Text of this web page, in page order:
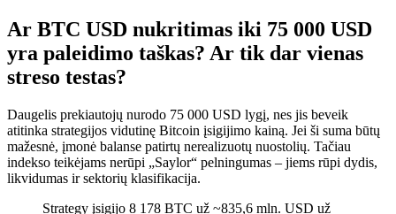
Ar BTC USD nukritimas iki 75 000 USD
yra paleidimo taškas? Ar tik dar vienas
streso testas?
Daugelis prekiautojų nurodo 75 000 USD lygį, nes jis beveik
atitinka strategijos vidutinę Bitcoin įsigijimo kainą. Jei ši suma būtų
mažesnė, įmonė balanse patirtų nerealizuotų nuostolių. Tačiau
indekso teikėjams nerūpi „Saylor“ pelningumas – jiems rūpi dydis,
likvidumas ir sektorių klasifikacija.
Strategy įsigijo 8 178 BTC už ~835,6 mln. USD už